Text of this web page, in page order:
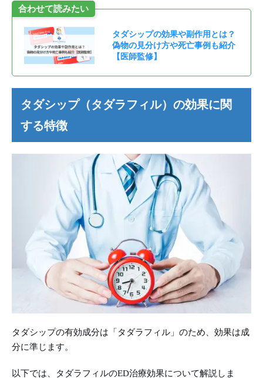
合わせて読みたい
タダシップの効果や副作用とは？
偽物の見分け方や死亡事例も紹介
【医師監修】
タダシップ（タダラフィル）の効果に関
する特徴
タダシップの有効成分は「タダラフィル」のため、効果は成
分に準じます。
以下では、タダラフィルのED治療効果について解説しま